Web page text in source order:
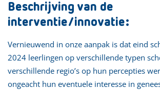
Beschrijving van de
interventie/innovatie:
Vernieuwend in onze aanpak is dat eind
2024 leerlingen op verschillende typen
verschillende regio’s op hun percepties
ongeacht hun eventuele interesse in